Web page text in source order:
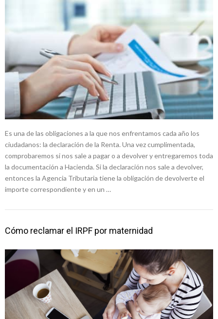
Es una de las obligaciones a la que nos enfrentamos cada año los
ciudadanos: la declaración de la Renta. Una vez cumplimentada,
comprobaremos si nos sale a pagar o a devolver y entregaremos toda
la documentación a Hacienda. Si la declaración nos sale a devolver,
entonces la Agencia Tributaria tiene la obligación de devolverte el
importe correspondiente y en un …
Cómo reclamar el IRPF por maternidad